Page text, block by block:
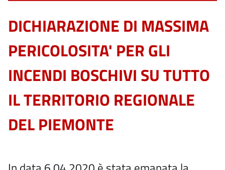
DICHIARAZIONE DI MASSIMA
PERICOLOSITA' PER GLI
INCENDI BOSCHIVI SU TUTTO
IL TERRITORIO REGIONALE
DEL PIEMONTE